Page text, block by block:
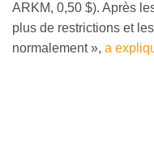
ARKM, 0,50 $). Après
plus de restrictions et
normalement », a